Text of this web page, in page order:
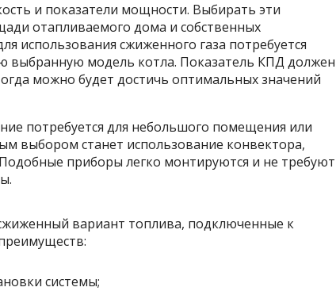
и показатели мощности. Выбирать эти
отапливаемого дома и собственных
использования сжиженного газа потребуется
выбранную модель котла. Показатель КПД должен
можно будет достичь оптимальных значений
потребуется для небольшого помещения или
выбором станет использование конвектора,
приборы легко монтируются и не требуют
вариант топлива, подключенные к
системы;